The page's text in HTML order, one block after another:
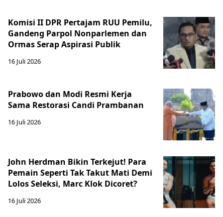
Komisi II DPR Pertajam RUU Pemilu,
Gandeng Parpol Nonparlemen dan
Ormas Serap Aspirasi Publik
16 Juli 2026
Prabowo dan Modi Resmi Kerja
Sama Restorasi Candi Prambanan
16 Juli 2026
John Herdman Bikin Terkejut! Para
Pemain Seperti Tak Takut Mati Demi
Lolos Seleksi, Marc Klok Dicoret?
16 Juli 2026